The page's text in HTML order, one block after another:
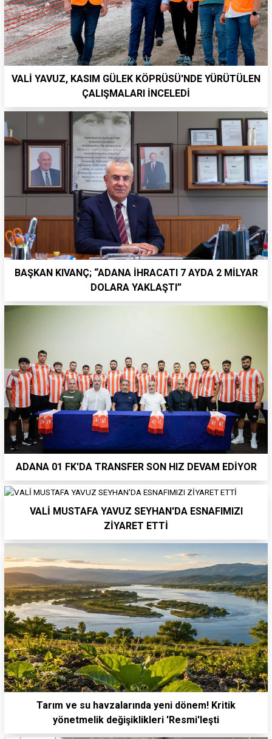
VALİ YAVUZ, KASIM GÜLEK KÖPRÜSÜ'NDE YÜRÜTÜLEN
ÇALIŞMALARI İNCELEDİ
BAŞKAN KIVANÇ; “ADANA İHRACATI 7 AYDA 2 MİLYAR
DOLARA YAKLAŞTI”
ADANA 01 FK'DA TRANSFER SON HIZ DEVAM EDİYOR
VALİ MUSTAFA YAVUZ SEYHAN'DA ESNAFIMIZI
ZİYARET ETTİ
Tarım ve su havzalarında yeni dönem! Kritik
yönetmelik değişiklikleri 'Resmi'leşti